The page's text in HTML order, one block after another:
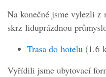
Na konečné jsme vylezli
skrz liduprázdnou
Trasa do hotelu (1.6
Vyřídili jsme ubytovací